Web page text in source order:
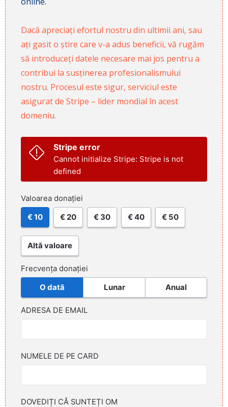
Dacă apreciați efortul nostru din ultimii ani, sau
ați gasit o știre care v-a adus beneficii, vă rugăm
să introduceți datele necesare mai jos pentru a
contribui la susținerea profesionalismului
nostru. Procesul este sigur, serviciul este
asigurat de Stripe – lider mondial în acest
domeniu.
Stripe error
Cannot initialize Stripe: Stripe is not
defined
Valoarea donației
€ 10 € 20 € 30 € 40 € 50
Altă valoare
Frecvența donației
O dată Lunar Anual
ADRESA DE EMAIL
NUMELE DE PE CARD
DOVEDIȚI CĂ SUNTEȚI OM